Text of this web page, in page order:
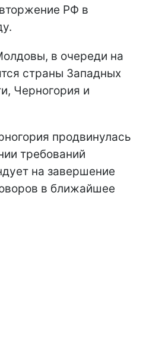
РФ в
в очереди на
страны Западных
Черногория и
продвинулась
требований
на завершение
в ближайшее